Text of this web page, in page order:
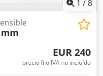
1 /8
mm
EUR 240
precio fijo IVA no incluído